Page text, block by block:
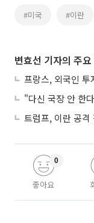
#미국 #이란
변효선 기자의 주요
좋아요
0